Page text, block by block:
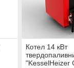
Котел 14 кВт
"KesselHeizer